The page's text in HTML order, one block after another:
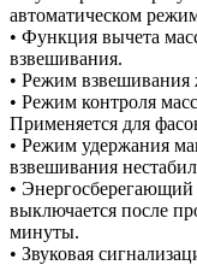
автоматическом
• Функция вычета
взвешивания.
• Режим
• Режим контроля
Применяется для
• Режим удержания
взвешивания
•
выключается после
минуты.
• Звуковая